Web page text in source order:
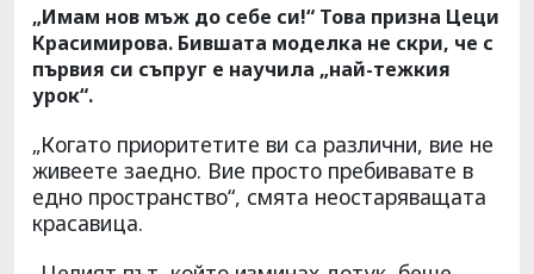
„Имам нов мъж до себе си!“ Това призна Цеци
Красимирова. Бившата моделка не скри, че с
първия си съпруг е научила „най-тежкия
урок“.
„Когато приоритетите ви са различни, вие не
живеете заедно. Вие просто пребивавате в
едно пространство“, смята неостаряващата
красавица.